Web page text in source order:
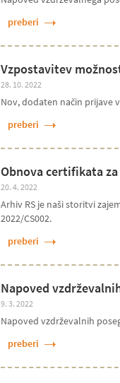
preberi
Vzpostavitev
28. 10. 2022
Nov, dodaten način prijave
preberi
Obnova certifikata
20. 4. 2022
Arhiv RS je naši storitvi
2022/CS002.
preberi
Napoved
9. 3. 2022
Napoved vzdrževalnih
preberi